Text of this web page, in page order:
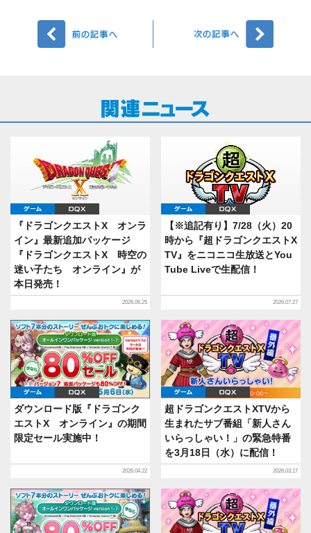
ゲーム
『ドラゴンクエストX オンラ
イン』最新追加パッケージ
『ドラゴンクエストX 時空の
迷い子たち オンライン』が
本日発売！
2026.06.25
ゲーム
【※追記有り】7/28（火）20
時から『超ドラゴンクエストX
TV』をニコニコ生放送とYou
Tube Liveで生配信！
2026.07.27
ゲーム DQX
ダウンロード版『ドラゴンク
エストX オンライン』の期間
限定セール実施中！
2026.04.22
ゲーム DQX
超ドラゴンクエストXTVから
生まれたサブ番組「新人さん
いらっしゃい！」の緊急特番
を3月18日（水）に配信！
2026.03.17